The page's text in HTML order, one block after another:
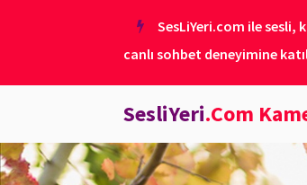
SesLiYeri.com ile sesli,
canlı sohbet deneyimine
SesliYeri.Com